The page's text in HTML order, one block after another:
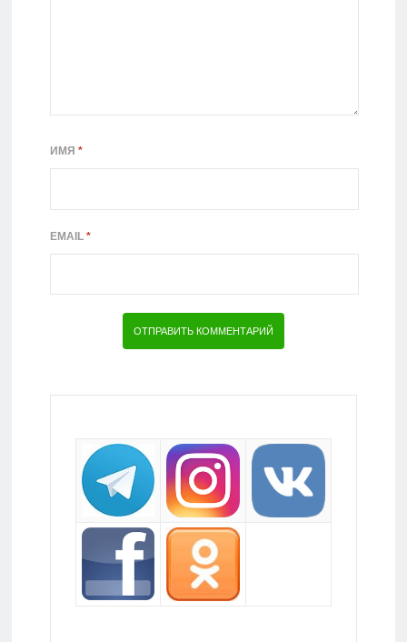
ИМЯ *
EMAIL *